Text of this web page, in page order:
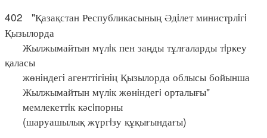
402 "Қазақстан Республикасының Әдiлет министрлiгi
Қызылорда
Жылжымайтын мүлiк пен заңды тұлғаларды тiркеу
қаласы
жөнiндегi агенттiгiнiң Қызылорда облысы бойынша
Жылжымайтын мүлiк жөнiндегi орталығы"
мемлекеттiк кәсiпорны
(шаруашылық жүргiзу құқығындағы)